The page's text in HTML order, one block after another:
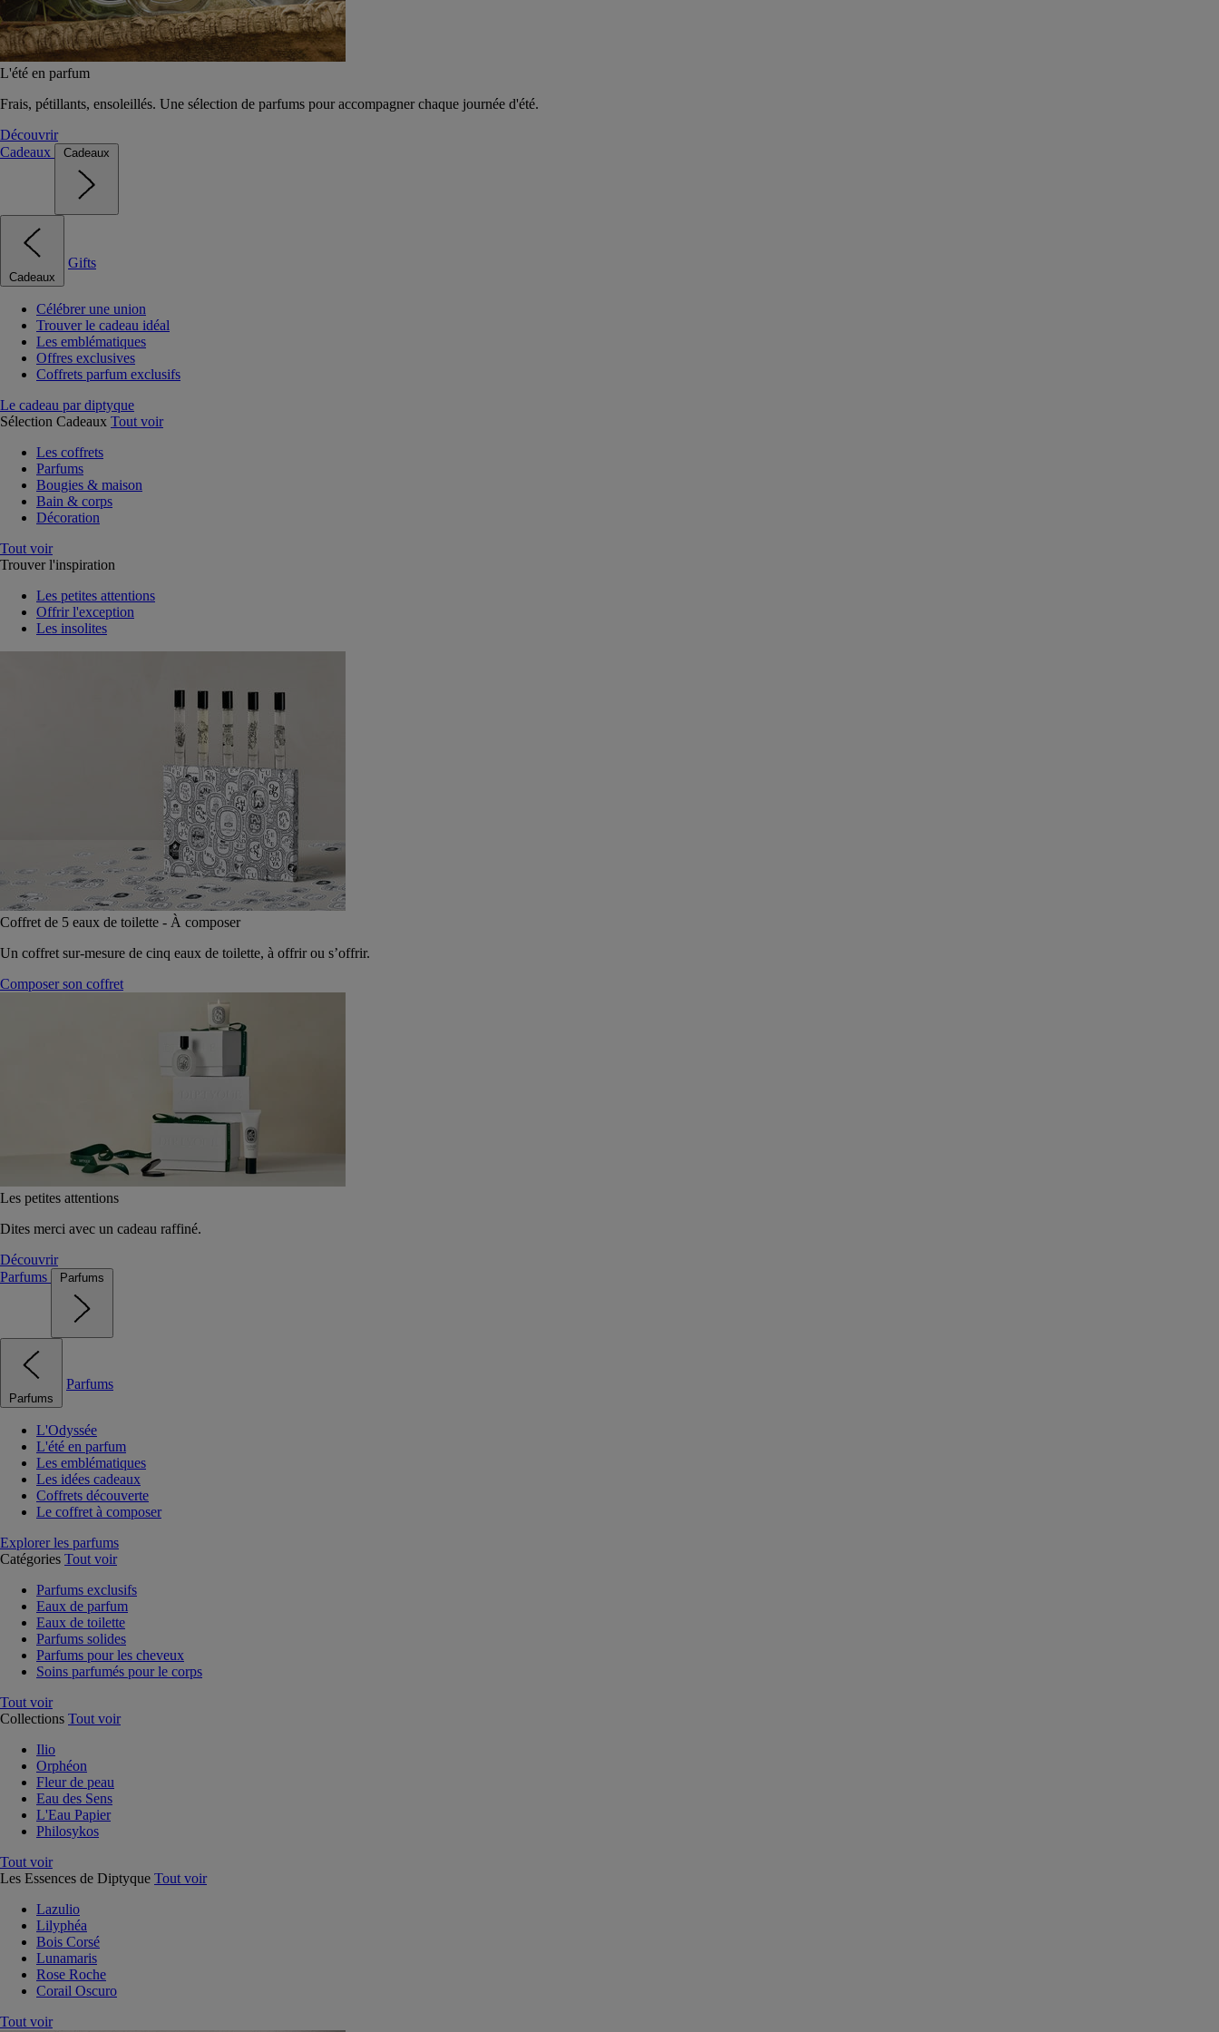
L'été en parfum
Frais, pétillants, ensoleillés. Une sélection de parfums pour accompagner chaque journée d'été.
Découvrir
Cadeaux
Cadeaux
Cadeaux
Gifts
Célébrer une union
Trouver le cadeau idéal
Les emblématiques
Offres exclusives
Coffrets parfum exclusifs
Le cadeau par diptyque
Sélection Cadeaux Tout voir
Les coffrets
Parfums
Bougies & maison
Bain & corps
Décoration
Tout voir
Trouver l'inspiration
Les petites attentions
Offrir l'exception
Les insolites
Coffret de 5 eaux de toilette - À composer
Un coffret sur-mesure de cinq eaux de toilette, à offrir ou s’offrir.
Composer son coffret
Les petites attentions
Dites merci avec un cadeau raffiné.
Découvrir
Parfums
Parfums
Parfums
Parfums
L'Odyssée
L'été en parfum
Les emblématiques
Les idées cadeaux
Coffrets découverte
Le coffret à composer
Explorer les parfums
Catégories Tout voir
Parfums exclusifs
Eaux de parfum
Eaux de toilette
Parfums solides
Parfums pour les cheveux
Soins parfumés pour le corps
Tout voir
Collections Tout voir
Ilio
Orphéon
Fleur de peau
Eau des Sens
L'Eau Papier
Philosykos
Tout voir
Les Essences de Diptyque Tout voir
Lazulio
Lilyphéa
Bois Corsé
Lunamaris
Rose Roche
Corail Oscuro
Tout voir